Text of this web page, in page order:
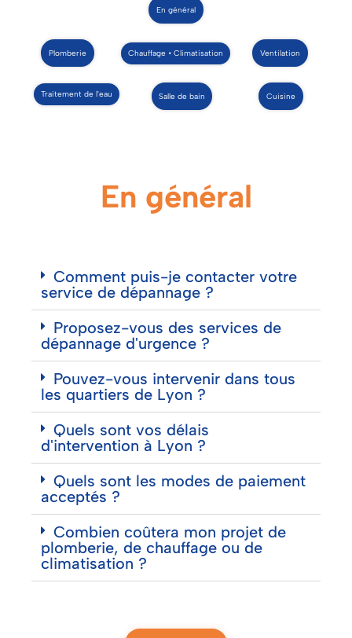
En général
Plomberie Chauffage • Climatisation Ventilation
Traitement de l'eau Salle de bain Cuisine
En général
Comment puis-je contacter votre
service de dépannage ?
Proposez-vous des services de
dépannage d'urgence ?
Pouvez-vous intervenir dans tous
les quartiers de Lyon ?
Quels sont vos délais
d'intervention à Lyon ?
Quels sont les modes de paiement
acceptés ?
Combien coûtera mon projet de
plomberie, de chauffage ou de
climatisation ?